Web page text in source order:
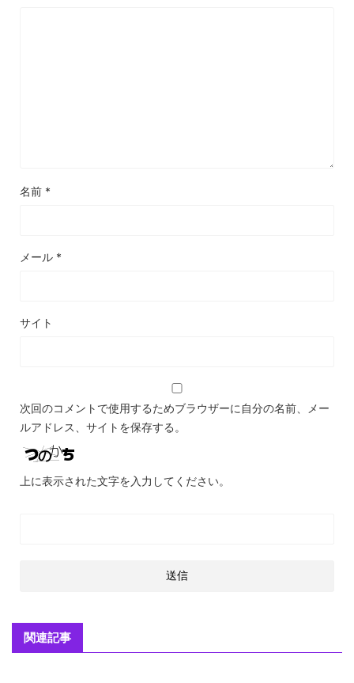
名前 *
メール *
サイト
次回のコメントで使用するためブラウザーに自分の名前、メー
ルアドレス、サイトを保存する。
上に表示された文字を入力してください。
関連記事